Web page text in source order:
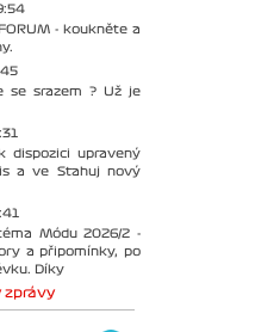
- koukněte a
se srazem ? Už je
dispozici upravený
a ve Stahuj nový
Módu 2026/2 -
a připomínky, po
Díky
zprávy